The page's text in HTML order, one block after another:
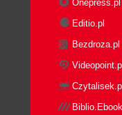
Onepress.pl
Editio.pl
Bezdroza.pl